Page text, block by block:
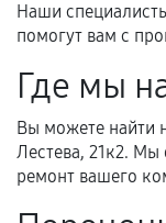
перегрев,
Наши
помогут вам с
Где мы
Вы можете найти
Лестева, 21к2.
ремонт вашего